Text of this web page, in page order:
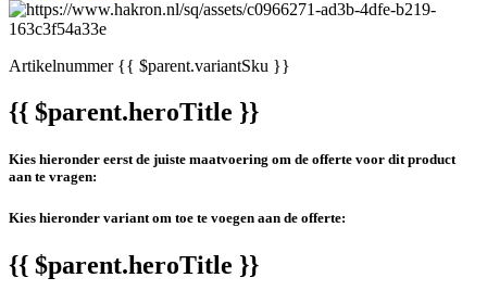
Artikelnummer{{ $parent.variantSku }}
{{ $parent.heroTitle }}
Kies hieronder eerst de juiste maatvoering om de offerte voor dit product
aan te vragen:
Kies hieronder variant om toe te voegen aan de offerte:
{{ $parent.heroTitle }}